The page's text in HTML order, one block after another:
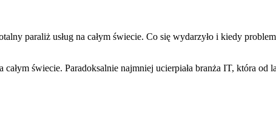
paraliż usług na całym świecie. Co się wydarzyło i kiedy
świecie. Paradoksalnie najmniej ucierpiała branża IT, która od